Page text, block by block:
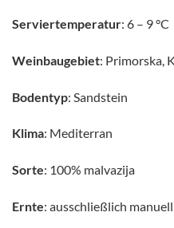
Serviertemperatur: 6 – 9 °C
Weinbaugebiet: Primorska,
Bodentyp: Sandstein
Klima: Mediterran
Sorte: 100% malvazija
Ernte: ausschließlich manuell